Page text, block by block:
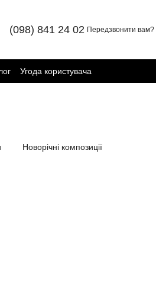
(098) 841 24 02 Передзвонити вам?
Угода користувача
Новорічні композиції